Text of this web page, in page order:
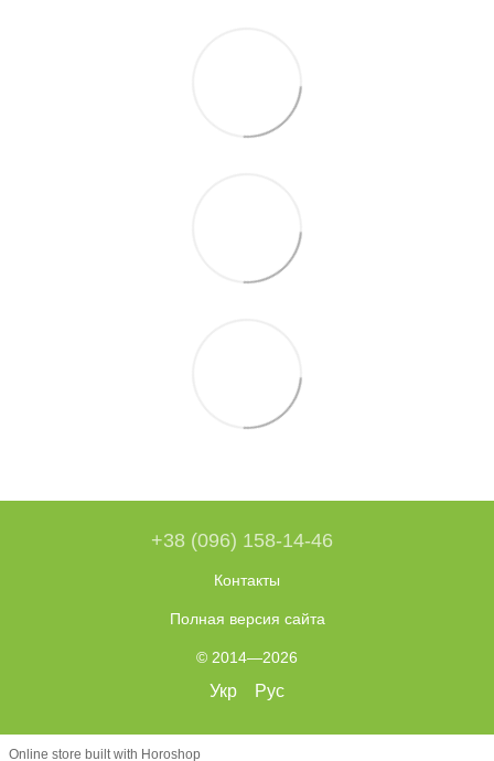
+38 (096) 158-14-46
Контакты
Полная версия сайта
© 2014—2026
Укр Рус
Online store built with Horoshop